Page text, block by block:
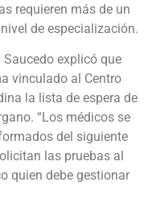
requieren más de un
de especialización.
Saucedo explicó que
vinculado al Centro
la lista de espera de
“Los médicos se
del siguiente
las pruebas al
quien debe gestionar